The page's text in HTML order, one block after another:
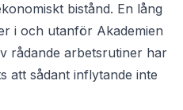
bistånd. En lång
i och utanför Akademien
rådande arbetsrutiner har
att sådant inflytande inte